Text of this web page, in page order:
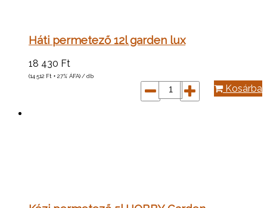
Háti permetező 12l garden lux
18 430 Ft
(14 512 Ft + 27% ÁFA) / db
Kosárba